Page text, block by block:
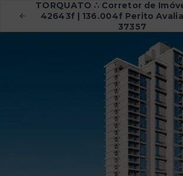
TORQUATO ∴ Corretor de
42643f | 136.004f Perito
37357